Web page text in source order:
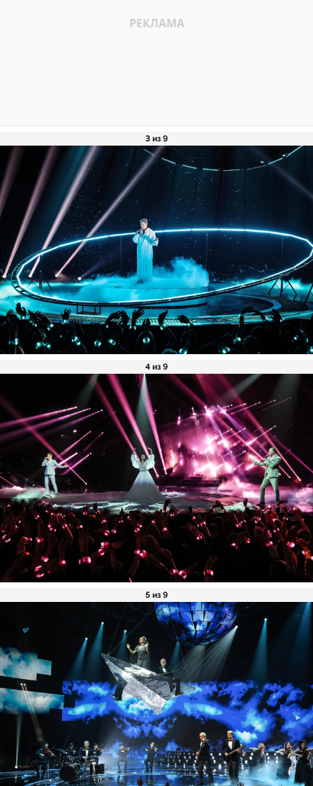
3 из 9
4 из 9
5 из 9